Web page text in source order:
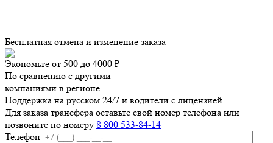
Бесплатная отмена и изменение заказа
Экономьте от 500 до 4000 ₽
По сравнению с другими
компаниями в регионе
Поддержка на русском 24/7 и водители с лицензией
Для заказа трансфера оставьте свой номер телефона или
позвоните по номеру 8 800 533-84-14
Телефон